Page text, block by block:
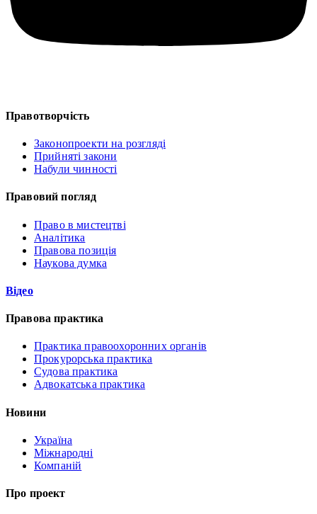
Правотворчість
Законопроекти на розгляді
Прийняті закони
Набули чинності
Правовий погляд
Право в мистецтві
Аналітика
Правова позиція
Наукова думка
Відео
Правова практика
Практика правоохоронних органів
Прокурорська практика
Судова практика
Адвокатська практика
Новини
Україна
Міжнародні
Компаній
Про проект